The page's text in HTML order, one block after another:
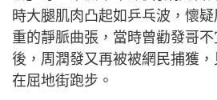
時大腿肌肉凸起如乒乓波，懷
重的靜脈曲張，當時曾勸發哥
後，周潤發又再被被網民捕獲，
在屈地街跑步。